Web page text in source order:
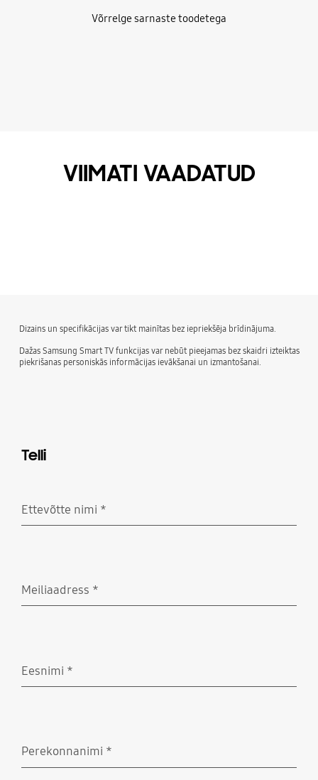
Võrrelge sarnaste toodetega
VIIMATI VAADATUD
Dizains un specifikācijas var tikt mainītas bez iepriekšēja brīdinājuma.
Dažas Samsung Smart TV funkcijas var nebūt pieejamas bez skaidri izteiktas
piekrišanas personiskās informācijas ievākšanai un izmantošanai.
Telli
Ettevõtte nimi *
Meiliaadress *
Eesnimi *
Perekonnanimi *